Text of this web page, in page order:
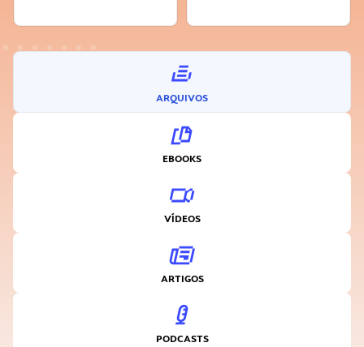
ARQUIVOS
EBOOKS
VÍDEOS
ARTIGOS
PODCASTS